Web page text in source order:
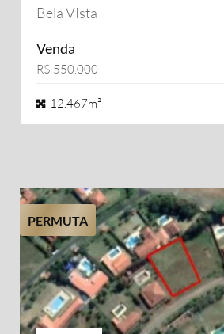
Bela VIsta
Venda
R$ 550.000
12.467m²
PERMUTA